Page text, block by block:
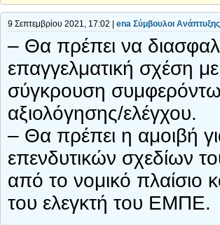
9 Σεπτεμβρίου 2021, 17:02 | ena Σύμβουλοι Ανάπτυξης
– Θα πρέπει να
επαγγελματική σχέση
σύγκρουση
αξιολόγησης/ελέγχου.
– Θα πρέπει η αμοιβή
επενδυτικών σχεδίων
από το νομικό πλαίσιο
του ελεγκτή του ΕΜΠΕ.